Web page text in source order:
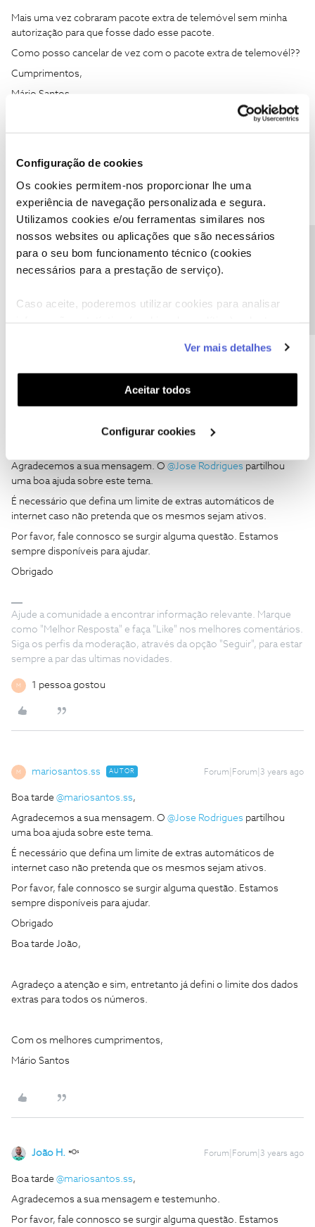
Configuração de cookies
Os cookies permitem-nos proporcionar lhe uma
experiência de navegação personalizada e segura.
Utilizamos cookies e/ou ferramentas similares nos
nossos websites ou aplicações que são necessários
para o seu bom funcionamento técnico (cookies
necessários para a prestação de serviço).
Caso aceite, poderemos utilizar cookies para analisar
funcionalidades (cookies de personalização e
funcionalidade) e adaptar anúncios aos seus interesses
(cookies de publicidade personalizada). Pode gerir a
utilização dos cookies clicando em "Configurar
Ver mais detalhes
Aceitar todos
Configurar cookies
Mais uma vez cobraram pacote extra de telemóvel sem minha
autorização para que fosse dado esse pacote.
Como posso cancelar de vez com o pacote extra de telemovél??
Cumprimentos,
Mário Santos
descontar esse valor da fatura?
Cumprimentos,
Boa tarde@mariosantos.ss, para que a moderação possa analisar
e ajudar na questão que coloca, deve enviar por mensagem
Agradecemos a sua mensagem. O @Jose Rodrigues partilhou
uma boa ajuda sobre este tema.
É necessário que defina um limite de extras automáticos de
internet caso não pretenda que os mesmos sejam ativos.
Por favor, fale connosco se surgir alguma questão. Estamos
sempre disponíveis para ajudar.
Obrigado
Ajude a comunidade a encontrar informação relevante. Marque
como "Melhor Resposta" e faça "Like" nos melhores comentários.
Siga os perfis da moderação, através da opção "Seguir", para estar
sempre a par das ultimas novidades.
M 1 pessoa gostou
M mariosantos.ss AUTOR Forum|Forum|3 years ago
Boa tarde @mariosantos.ss,
Agradecemos a sua mensagem. O @Jose Rodrigues partilhou
uma boa ajuda sobre este tema.
É necessário que defina um limite de extras automáticos de
internet caso não pretenda que os mesmos sejam ativos.
Por favor, fale connosco se surgir alguma questão. Estamos
sempre disponíveis para ajudar.
Obrigado
Boa tarde João,
Agradeço a atenção e sim, entretanto já defini o limite dos dados
extras para todos os números.
Com os melhores cumprimentos,
Mário Santos
João H. Forum|Forum|3 years ago
Boa tarde @mariosantos.ss,
Agradecemos a sua mensagem e testemunho.
Por favor, fale connosco se surgir alguma questão. Estamos